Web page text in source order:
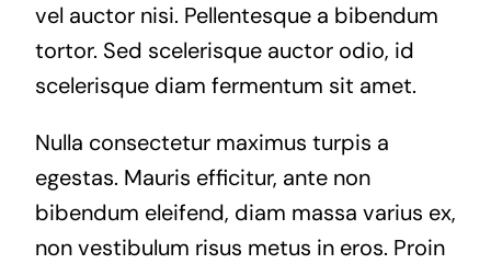
vel auctor nisi. Pellentesque a bibendum
tortor. Sed scelerisque auctor odio, id
scelerisque diam fermentum sit amet.
Nulla consectetur maximus turpis a
egestas. Mauris efficitur, ante non
bibendum eleifend, diam massa varius ex,
non vestibulum risus metus in eros. Proin